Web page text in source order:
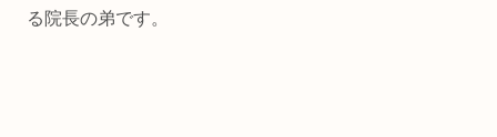
る院長の弟です。